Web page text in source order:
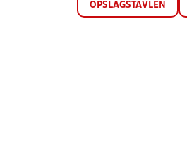
OPSLAGSTAVLEN